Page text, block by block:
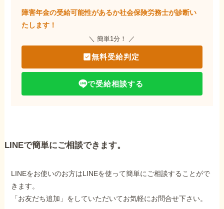
障害年金の受給可能性があるか社会保険労務士が診断い
たします！
＼ 簡単1分！ ／
無料受給判定
で受給相談する
LINEで簡単にご相談できます。
LINEをお使いのお方はLINEを使って簡単にご相談することがで
きます。
「お友だち追加」をしていただいてお気軽にお問合せ下さい。